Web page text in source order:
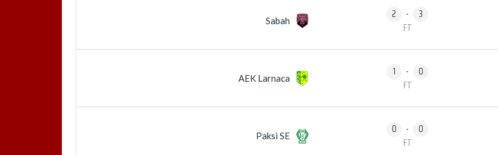
Sabah 2 -
3
FT
AEK Larnaca 1 -
0
FT
Paksi SE 0 -
0
FT